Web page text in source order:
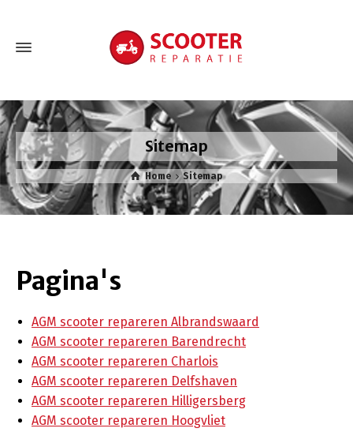
Sitemap
Home Sitemap
Pagina's
AGM scooter repareren Albrandswaard
AGM scooter repareren Barendrecht
AGM scooter repareren Charlois
AGM scooter repareren Delfshaven
AGM scooter repareren Hilligersberg
AGM scooter repareren Hoogvliet